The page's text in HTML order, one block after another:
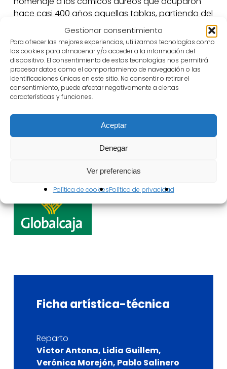
Gestionar consentimiento
Para ofrecer las mejores experiencias, utilizamos tecnologías como
las cookies para almacenar y/o acceder a la información del
dispositivo. El consentimiento de estas tecnologías nos permitirá
procesar datos como el comportamiento de navegación o las
identificaciones únicas en este sitio. No consentir o retirar el
consentimiento, puede afectar negativamente a ciertas
características y funciones.
Aceptar
Denegar
Ver preferencias
Política de cookiesPolítica de privacidad
hace casi 400 años aquellas tablas, partiendo del
Arte nuevo de hacer comedias de Lope de Vega
y rebuscando en la intrahistoria y en otros textos
del Siglo de Oro que nos remiten al oficio de
comediante.
Y ya en la comedia se hallará modo que,
oyéndola, se pueda saber todo.
Laura Garmo y Nacho León
ESPECTÁCULO PATROCINADO POR
Ficha artística-técnica
Reparto
Víctor Antona, Lidia Guillem,
Verónica Morejón, Pablo Salinero